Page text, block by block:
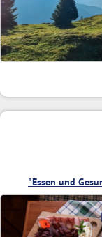
"Essen und